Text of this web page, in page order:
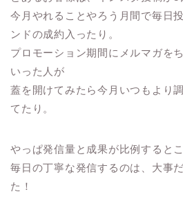
今月やれることやろう月間で毎日
ンドの成約入ったり。
プロモーション期間にメルマガを
いった人が
蓋を開けてみたら今月いつもより
てたり。
やっぱ発信量と成果が比例すると
毎日の丁寧な発信するのは、大事
た！